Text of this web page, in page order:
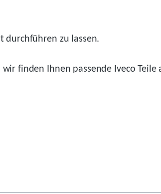
durchführen zu lassen.
wir finden Ihnen passende Iveco Teile